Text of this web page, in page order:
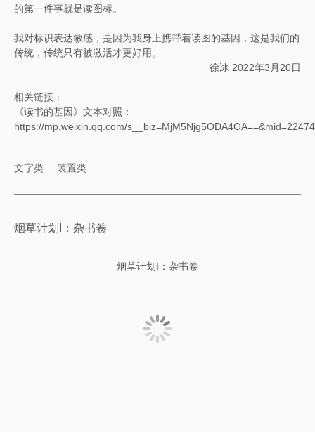
的第一件事就是读图标。
我对标识表达敏感，是因为我身上携带着读图的基因，这是我们的
传统，传统只有被激活才更好用。
徐冰 2022年3月20日
相关链接：
《读书的基因》文本对照：
https://mp.weixin.qq.com/
文字类 装置类
烟草计划I：杂书卷
烟草计划I：杂书卷